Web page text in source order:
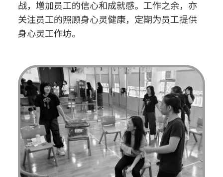
战，增加员工的信心和成就感。工作之余，亦
关注员工的照顾身心灵健康，定期为员工提供
身心灵工作坊。